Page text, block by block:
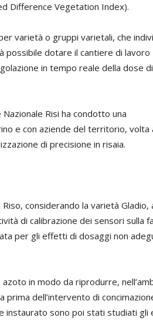
Difference Vegetation Index).
varietà o gruppi varietali, che
possibile dotare il cantiere di lavoro
in tempo reale della dose di
Risi ha condotto una
e con aziende del territorio, volta
di precisione in risaia.
considerando la varietà Gladio,
di calibrazione dei sensori sulla
per gli effetti di dosaggi non
in modo da riprodurre,
dell’intervento di
instaurato sono poi stati studiati gli